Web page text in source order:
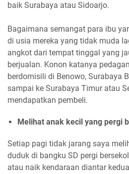
baik Surabaya atau Sidoarjo.
Bagaimana semangat para ibu
di usia mereka yang tidak muda
angkot dari tempat tinggal yang
berjualan. Konon katanya
berdomisili di Benowo, Surabaya
sampai ke Surabaya Timur atau
mendapatkan pembeli.
Melihat anak kecil yang pergi
Setiap pagi tidak jarang saya
duduk di bangku SD pergi
atau naik kendaraan diantar